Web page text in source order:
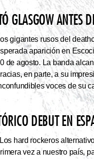
GLASGOW ANTES
gigantes rusos del
aparición en
de agosto. La banda
en parte, a su
voces de su
DEBUT EN
Los hard rockeros
vez a nuestro país,